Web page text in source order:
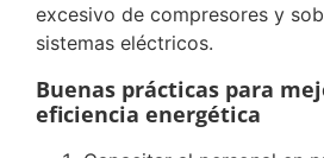
excesivo de compresores y
sistemas eléctricos.
Buenas prácticas para
eficiencia energética